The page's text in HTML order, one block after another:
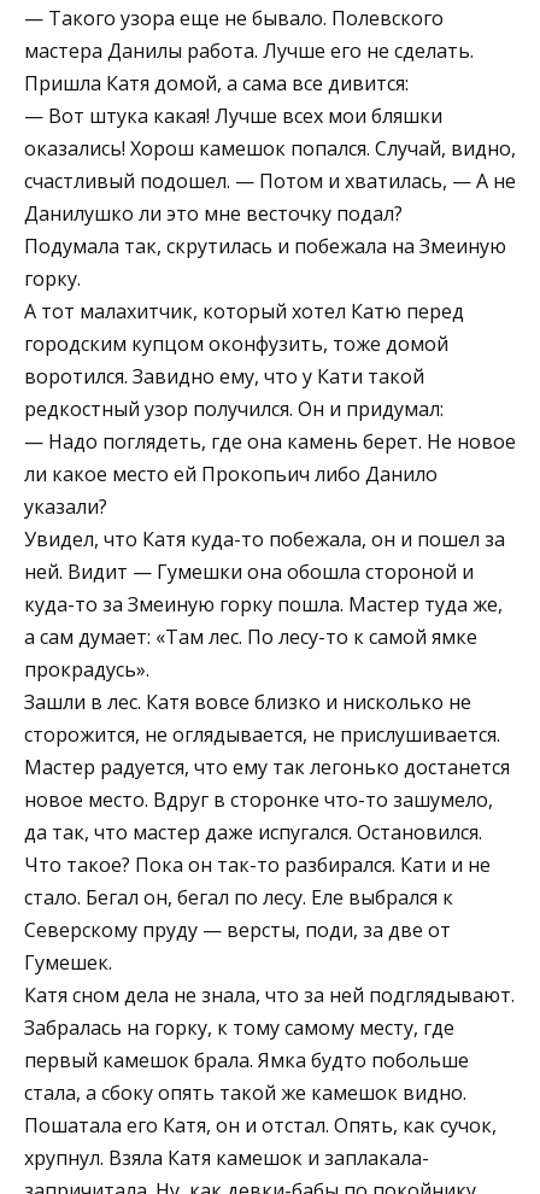
— Такого узора еще не бывало. Полевского
мастера Данилы работа. Лучше его не сделать.
Пришла Катя домой, а сама все дивится:
— Вот штука какая! Лучше всех мои бляшки
оказались! Хорош камешок попался. Случай, видно,
счастливый подошел. — Потом и хватилась, — А не
Данилушко ли это мне весточку подал?
Подумала так, скрутилась и побежала на Змеиную
горку.
А тот малахитчик, который хотел Катю перед
городским купцом оконфузить, тоже домой
воротился. Завидно ему, что у Кати такой
редкостный узор получился. Он и придумал:
— Надо поглядеть, где она камень берет. Не новое
ли какое место ей Прокопьич либо Данило
указали?
Увидел, что Катя куда-то побежала, он и пошел за
ней. Видит — Гумешки она обошла стороной и
куда-то за Змеиную горку пошла. Мастер туда же,
а сам думает: «Там лес. По лесу-то к самой ямке
прокрадусь».
Зашли в лес. Катя вовсе близко и нисколько не
сторожится, не оглядывается, не прислушивается.
Мастер радуется, что ему так легонько достанется
новое место. Вдруг в сторонке что-то зашумело,
да так, что мастер даже испугался. Остановился.
Что такое? Пока он так-то разбирался. Кати и не
стало. Бегал он, бегал по лесу. Еле выбрался к
Северскому пруду — версты, поди, за две от
Гумешек.
Катя сном дела не знала, что за ней подглядывают.
Забралась на горку, к тому самому месту, где
первый камешок брала. Ямка будто побольше
стала, а сбоку опять такой же камешок видно.
Пошатала его Катя, он и отстал. Опять, как сучок,
хрупнул. Взяла Катя камешок и заплакала-